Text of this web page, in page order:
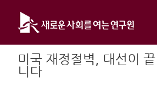
content
미국 재정절벽, 대선이
니다